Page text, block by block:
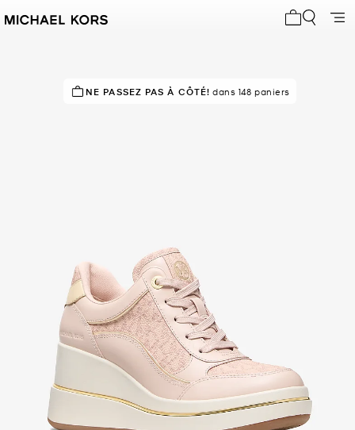
EN DEMANDE !91 vendus
NE PASSEZ PAS À CÔTÉ! dans 148 paniers